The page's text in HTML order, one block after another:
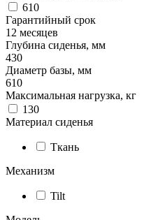
610
Гарантийный срок
12 месяцев
Глубина сиденья, мм
430
Диаметр базы, мм
610
Максимальная нагрузка, кг
130
Материал сиденья
Ткань
Механизм
Tilt